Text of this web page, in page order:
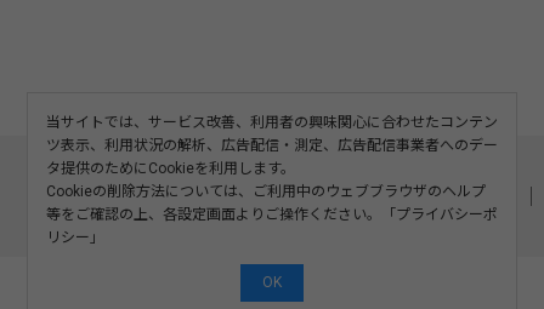
このサイトについて 利用規約
記事の二次利用について
プライバシーポリシー
お問い合わせ
運営会社
©2008-2026 SOSHINSHA All Rights Reserved.
当サイトでは、サービス改善、利用者の興味関心に合わせたコンテン
ツ表示、利用状況の解析、広告配信・測定、広告配信事業者へのデー
タ提供のためにCookieを利用します。
Cookieの削除方法については、ご利用中のウェブブラウザのヘルプ
等をご確認の上、各設定画面よりご操作ください。「プライバシーポ
リシー 」
OK